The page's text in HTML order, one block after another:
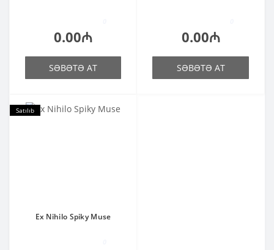
0.00₼
SƏBƏTƏ AT
0.00₼
SƏBƏTƏ AT
Satılıb
Ex Nihilo Spiky Muse